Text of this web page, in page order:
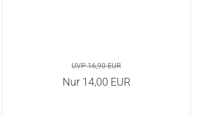
UVP 16,90 EUR
Nur 14,00 EUR